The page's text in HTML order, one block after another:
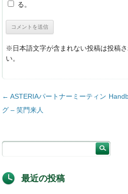
る。
※日本語文字が含まれない投稿は投稿
い。
投稿ナビゲーション
← ASTERIAパートナーミーティン
グ – 笑門来人
最近の投稿